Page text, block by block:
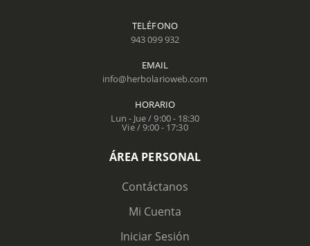
TELÉFONO
943 099 932
EMAIL
info@herbolarioweb.com
HORARIO
Lun - Jue / 9:00 - 18:30
Vie / 9:00 - 17:30
ÁREA PERSONAL
Contáctanos
Mi Cuenta
Iniciar Sesión